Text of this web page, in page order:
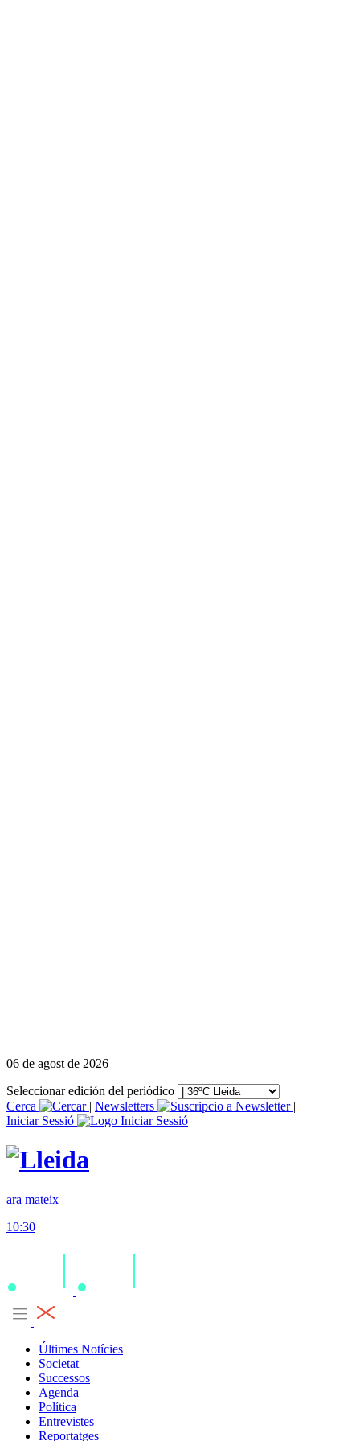
06 de agost de 2026
Seleccionar edición del periódico
Cerca
| Newsletters
|
Iniciar Sessió
ara mateix
10:30
Últimes Notícies
Societat
Successos
Agenda
Política
Entrevistes
Reportatges